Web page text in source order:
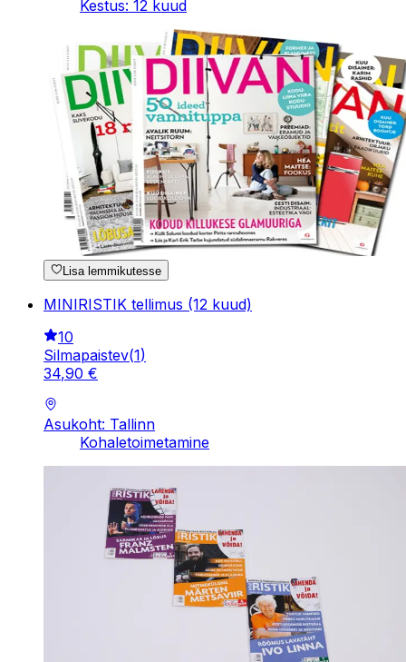
Kestus: 12 kuud
Lisa lemmikutesse
MINIRISTIK tellimus (12 kuud)
10
Silmapaistev(1)
34,90 €
Asukoht: Tallinn
Kohaletoimetamine